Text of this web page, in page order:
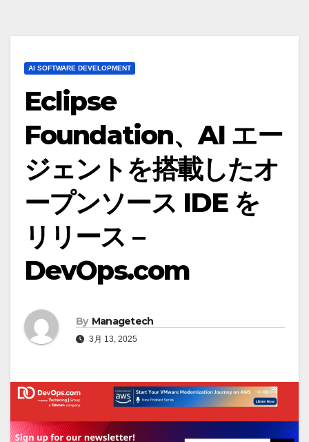
AI SOFTWARE DEVELOPMENT
Eclipse
Foundation、AI エー
ジェントを搭載したオ
ープンソース IDE を
リリース –
DevOps.com
By Managetech
3月 13, 2025